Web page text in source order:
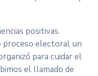
positivas.
proceso electoral un
para cuidar el
el llamado de